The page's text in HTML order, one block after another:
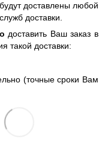
доставлены любой
доставки.
доставить Ваш заказ в
такой доставки:
(точные сроки Вам